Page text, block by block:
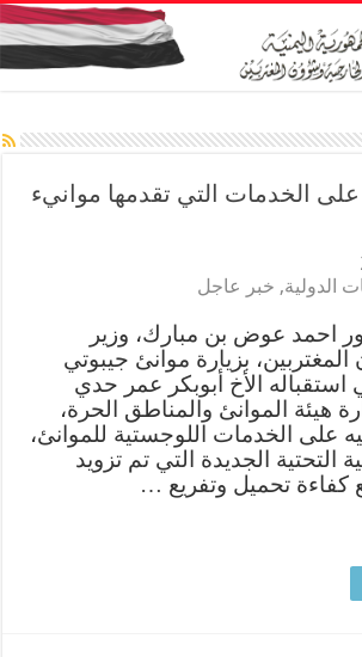
الخدمات التي تقدمها موانيء
الدولية, خبر عاجل
احمد عوض بن مبارك، وزير
بزيارة موانئ جيبوتي
استقباله الأخ أبوبكر عمر حدي
هيئة الموانئ والمناطق الحرة،
على الخدمات اللوجستية للموانئ،
التحتية الجديدة التي تم تزويد
كفاءة تحميل وتفريع …